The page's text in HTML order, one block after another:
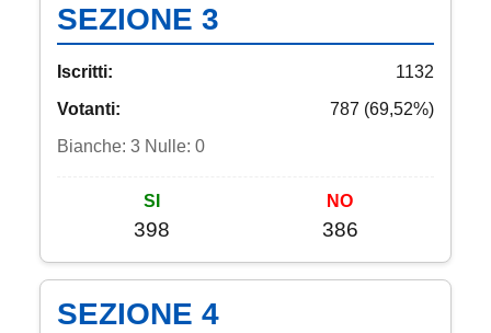
SEZIONE 3
Iscritti:
1132
Votanti:
787 (69,52%)
Bianche: 3 Nulle: 0
SI
398
NO
386
SEZIONE 4